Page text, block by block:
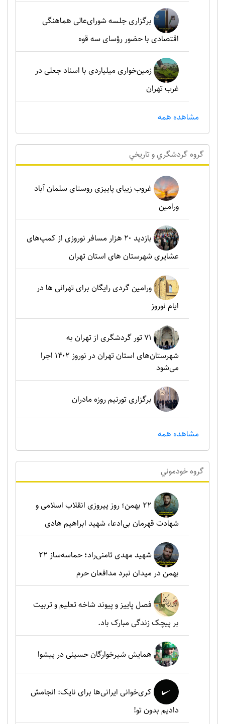
برگزاری جلسه شورای‌عالی هماهنگی
اقتصادی با حضور رؤسای سه قوه
زمین‌خواری میلیاردی با اسناد جعلی در
غرب تهران
مشاهده همه
گروه گردشگري و تاريخي
غروب زیبای پاییزی روستای سلمان آباد
ورامین
بازدید ۲۰ هزار مسافر نوروزی از کمپ‌های
عشایری شهرستان های استان تهران
ورامین گردی رایگان برای تهرانی ها در
ایام نوروز
۷۱ تور گردشگری از تهران به
شهرستان‌های استان تهران در نوروز ۱۴۰۲ اجرا
می‌شود
برگزاری تورنیم روزه مادران
مشاهده همه
گروه خودموني
۲۲ بهمن؛ روز پیروزی انقلاب اسلامی و
شهادت قهرمان بی‌ادعا، شهید ابراهیم هادی
شهید مهدی ثامنی‌راد؛ حماسه‌ساز ۲۲
بهمن در میدان نبرد مدافعان حرم
فصل پاییز و پیوند شاخه تعلیم و تربیت
بر پیچک زندگی مبارک باد.
همایش شیرخوارگان حسینی در پیشوا
کری‌خوانی ایرانی‌ها برای نایک: انجامش
دادیم بدون تو!